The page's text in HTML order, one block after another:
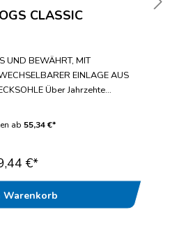
CLASSIC
UND BEWÄHRT, MIT
EINLAGE AUS
Über Jahrzehte
zur Doppelgröße 47/48
ab 55,34 €*
€*
Warenkorb